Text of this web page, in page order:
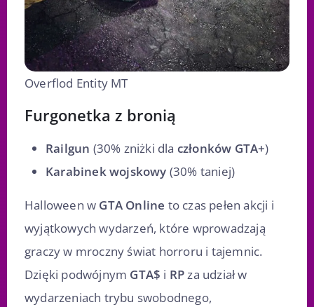
Overflod Entity MT
Furgonetka z bronią
Railgun (30% zniżki dla członków GTA+)
Karabinek wojskowy (30% taniej)
Halloween w GTA Online to czas pełen akcji i
wyjątkowych wydarzeń, które wprowadzają
graczy w mroczny świat horroru i tajemnic.
Dzięki podwójnym GTA$ i RPza udział w
wydarzeniach trybu swobodnego,